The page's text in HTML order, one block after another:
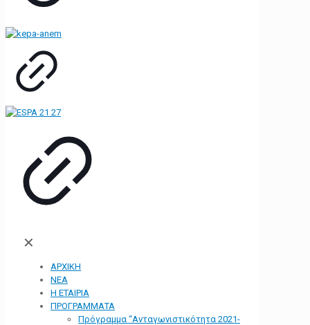
✕
ΑΡΧΙΚΗ
ΝΕΑ
Η ΕΤΑΙΡΙΑ
ΠΡΟΓΡΑΜΜΑΤΑ
Πρόγραμμα “Ανταγωνιστικότητα 2021-